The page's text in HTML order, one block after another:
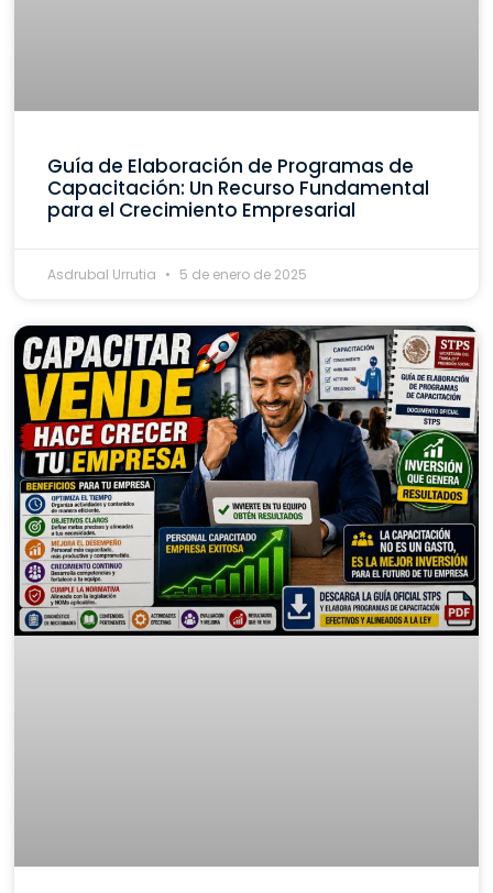
Guía de Elaboración de Programas de
Capacitación: Un Recurso Fundamental
para el Crecimiento Empresarial
Asdrubal Urrutia 5 de enero de 2025